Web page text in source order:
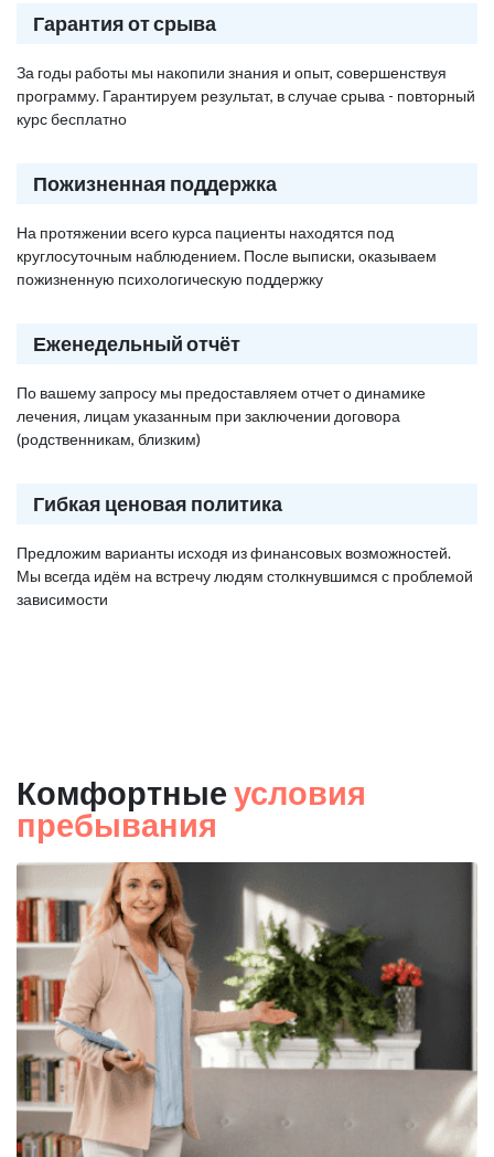
Гарантия от срыва
За годы работы мы накопили знания и опыт, совершенствуя
программу. Гарантируем результат, в случае срыва - повторный
курс бесплатно
Пожизненная поддержка
На протяжении всего курса пациенты находятся под
круглосуточным наблюдением. После выписки, оказываем
пожизненную психологическую поддержку
Еженедельный отчёт
По вашему запросу мы предоставляем отчет о динамике
лечения, лицам указанным при заключении договора
(родственникам, близким)
Гибкая ценовая политика
Предложим варианты исходя из финансовых возможностей.
Мы всегда идём на встречу людям столкнувшимся с проблемой
зависимости
Комфортные условия
пребывания